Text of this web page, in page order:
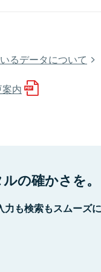
るデータについて
内
の確かさを。
力も検索もスムーズ